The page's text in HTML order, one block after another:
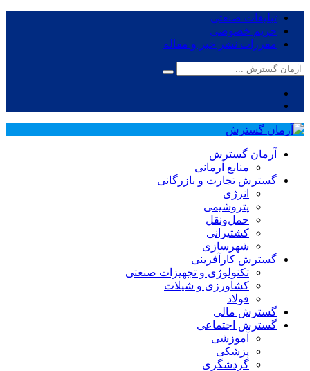
تبلیغات صنعتی
حریم خصوصی
مقررات نشر خبر و مقاله
آرمان گسترش
منابع آرمانی
گسترش تجارت و بازرگانی
انرژی
پتروشیمی
حمل‌و‌نقل
کشتیرانی
شهرسازی
گسترش کارآفرینی
تکنولوژی و تجهیزات صنعتی
کشاورزی و شیلات
فولاد
گسترش مالی
گسترش اجتماعی
آموزشی
پزشکی
گردشگری